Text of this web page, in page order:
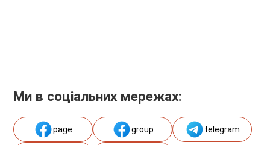
Ми в соціальних мережах:
page group telegram